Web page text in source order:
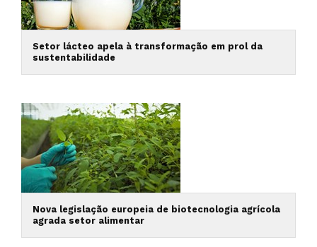
Setor lácteo apela à transformação em prol da
sustentabilidade
Nova legislação europeia de biotecnologia agrícola
agrada setor alimentar